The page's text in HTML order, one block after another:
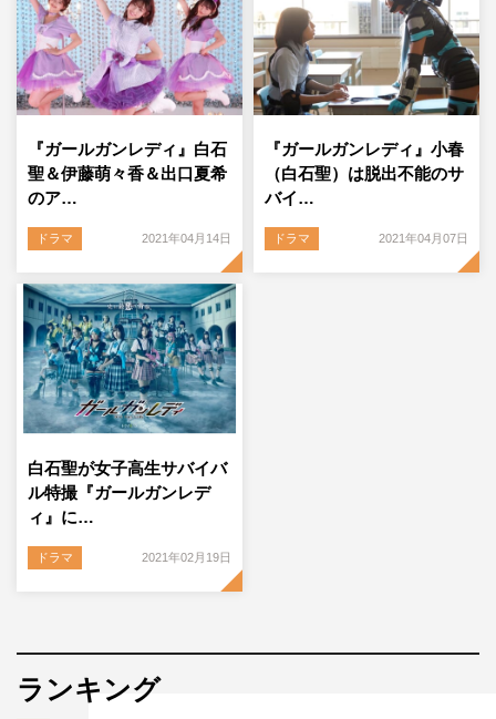
『ガールガンレディ』白石
聖＆伊藤萌々香＆出口夏希
のア…
ドラマ 2021年04月14日
『ガールガンレディ』小春
（白石聖）は脱出不能のサ
バイ…
ドラマ 2021年04月07日
白石聖が女子高生サバイバ
ル特撮『ガールガンレデ
ィ』に…
ドラマ 2021年02月19日
ランキング